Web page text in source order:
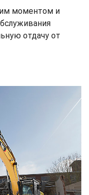
моментом и
отдачу от